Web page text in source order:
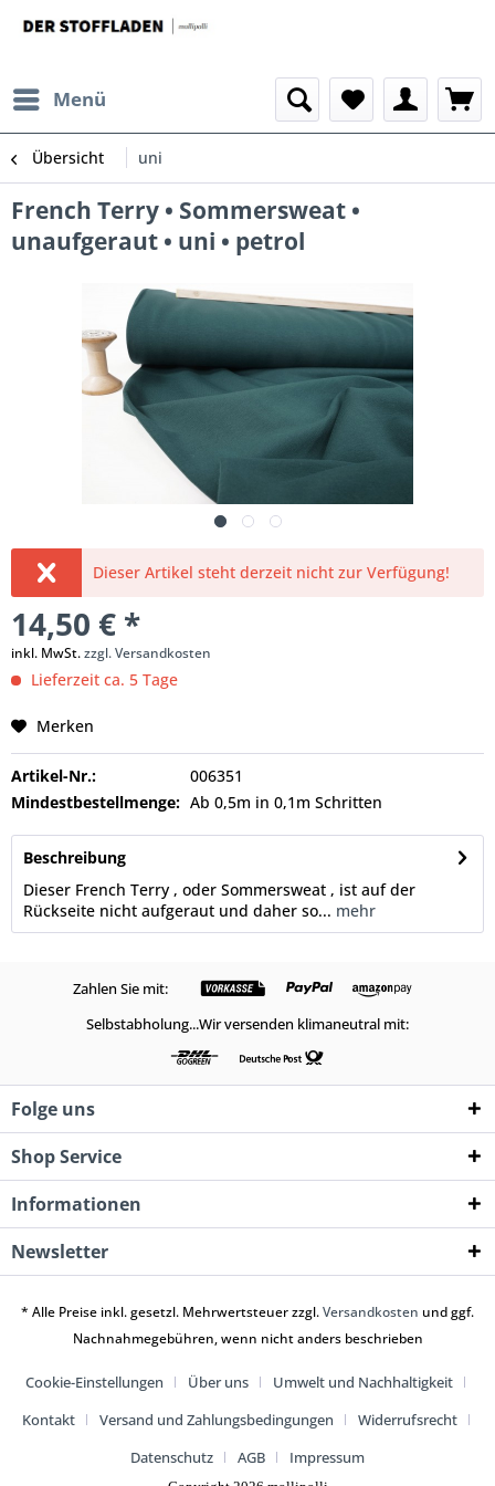
Menü
Übersicht uni
French Terry • Sommersweat •
unaufgeraut • uni • petrol
Dieser Artikel steht derzeit nicht zur Verfügung!
14,50 € *
inkl. MwSt.zzgl. Versandkosten
Lieferzeit ca. 5 Tage
Merken
Artikel-Nr.:
006351
Mindestbestellmenge: Ab 0,5m in 0,1m Schritten
Beschreibung
Dieser French Terry , oder Sommersweat , ist auf der
Rückseite nicht aufgeraut und daher so... mehr
Zahlen Sie mit:
Selbstabholung...Wir versenden klimaneutral mit:
Folge uns
Shop Service
Informationen
Newsletter
* Alle Preise inkl. gesetzl. Mehrwertsteuer zzgl.Versandkosten und ggf.
Nachnahmegebühren, wenn nicht anders beschrieben
Cookie-Einstellungen Über uns
Umwelt und Nachhaltigkeit
Kontakt
Versand und Zahlungsbedingungen
Widerrufsrecht
Datenschutz
AGB Impressum